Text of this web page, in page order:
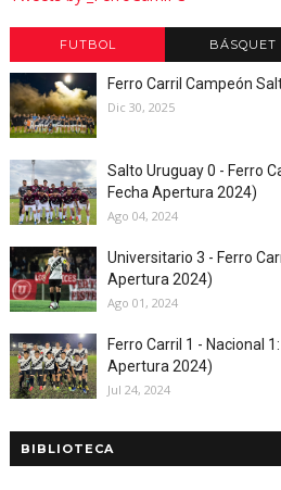
FUTBOL BÁSQUET
Ferro Carril Campeón
Dic 30, 2025
Salto Uruguay 0 - Ferro
Fecha Apertura 2024)
Ago 04, 2024
Universitario 3 - Ferro
Apertura 2024)
Ago 01, 2024
Ferro Carril 1 - Nacional
Apertura 2024)
Jul 24, 2024
BIBLIOTECA